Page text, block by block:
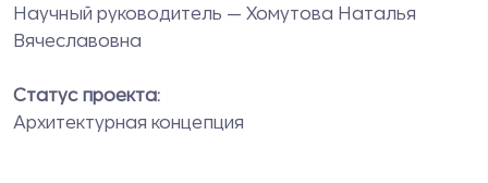
Научный руководитель — Хомутова Наталья
Вячеславовна
Статус проекта:
Архитектурная концепция